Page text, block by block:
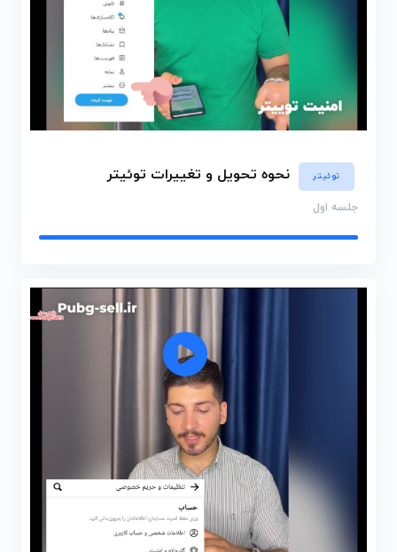
توئیتر نحوه تحویل و تغییرات توئیتر
جلسه اول